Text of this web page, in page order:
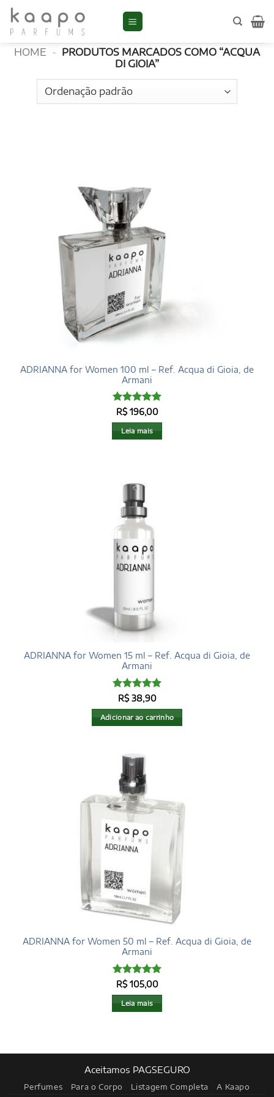
Skip
content
ACQUA DI GIOIA
HOME - PRODUTOS MARCADOS COMO “ACQUA
DI GIOIA”
ADRIANNA for Women 100 ml – Ref. Acqua di Gioia, de
Armani
Avaliação5
de 5
R$196,00
Leia mais
ADRIANNA for Women 15 ml – Ref. Acqua di Gioia, de
Armani
Avaliação5
de 5
R$38,90
Adicionar ao carrinho
ADRIANNA for Women 50 ml – Ref. Acqua di Gioia, de
Armani
Avaliação5
de 5
R$105,00
Leia mais
Aceitamos PAGSEGURO
Perfumes Para o Corpo Listagem Completa A Kaapo